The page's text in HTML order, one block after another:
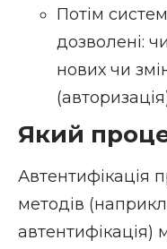
Потім
дозволені:
нових чи
Який
Автентифікація
методів